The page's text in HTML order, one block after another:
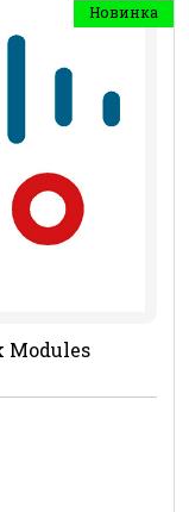
Новинка
Modules